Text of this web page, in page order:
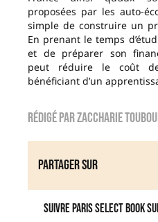
proposées par les auto-
simple de construire un
En prenant le temps
et de préparer son
peut réduire le coût
bénéficiant d’un
Rédigé parZaccharie
Partager sur
Suivre Paris Select Book